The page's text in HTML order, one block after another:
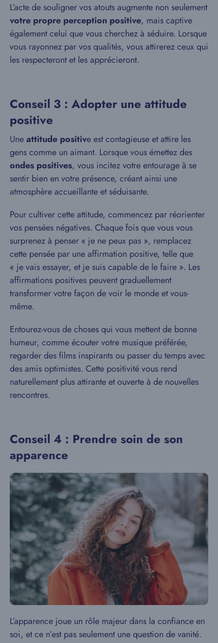
L’acte de souligner vos atouts augmente non seulement
votre propre perception positive, mais captive
également celui que vous cherchez à séduire. Lorsque
vous rayonnez par vos qualités, vous attirerez ceux qui
les respecteront et les apprécieront.
Conseil 3 : Adopter une attitude
positive
Uneattitude positive est contagieuse et attire les
gens comme un aimant. Lorsque vous émettez des
ondes positives, vous incitez votre entourage à se
sentir bien en votre présence, créant ainsi une
atmosphère accueillante et séduisante.
Pour cultiver cette attitude, commencez par réorienter
vos pensées négatives. Chaque fois que vous vous
surprenez à penser « je ne peux pas », remplacez
cette pensée par une affirmation positive, telle que
« je vais essayer, et je suis capable de le faire ». Les
affirmations positives peuvent graduellement
transformer votre façon de voir le monde et vous-
même.
Entourez-vous de choses qui vous mettent de bonne
humeur, comme écouter votre musique préférée,
regarder des films inspirants ou passer du temps avec
des amis optimistes. Cette positivité vous rend
naturellement plus attirante et ouverte à de nouvelles
rencontres.
Conseil 4 : Prendre soin de son
apparence
L’apparence joue un rôle majeur dans la confiance en
soi, et ce n’est pas seulement une question de vanité.